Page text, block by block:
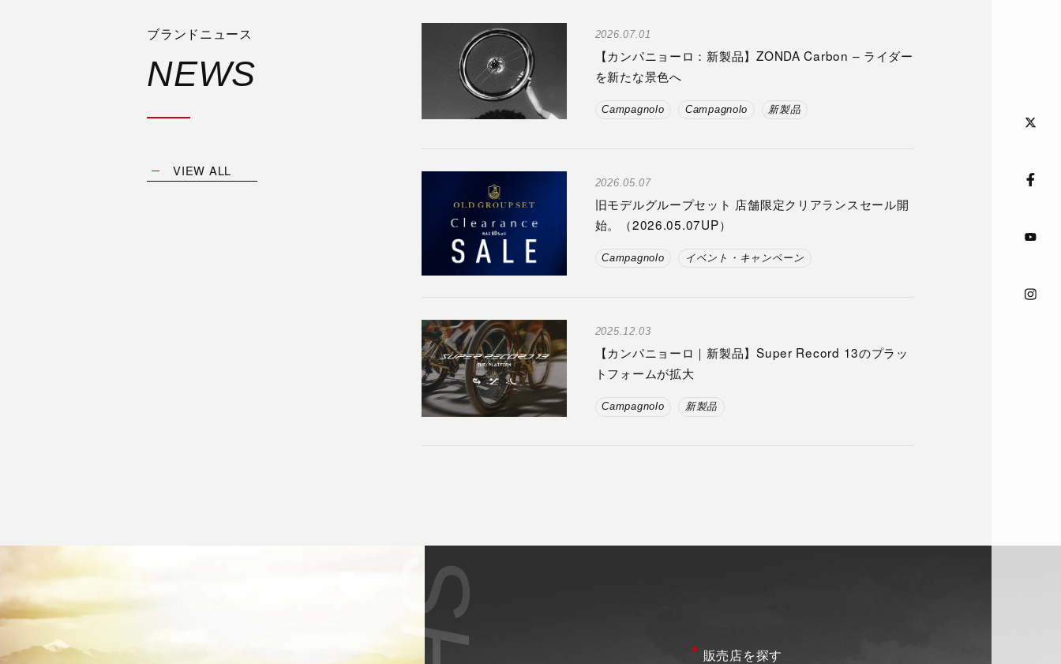
ブランドニュース
NEWS
VIEW ALL
2026.07.01
【カンパニョーロ：新製品】ZONDA Carbon – ライダー
を新たな景色へ
Campagnolo Campagnolo 新製品
2026.05.07
旧モデルグループセット 店舗限定クリアランスセール開
始。（2026.05.07UP）
Campagnolo イベント・キャンペーン
2025.12.03
【カンパニョーロ｜新製品】Super Record 13のプラッ
トフォームが拡大
Campagnolo 新製品
販売店を探す